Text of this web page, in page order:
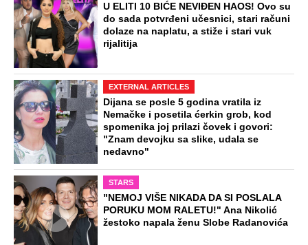
U ELITI 10 BIĆE NEVIĐEN HAOS! Ovo su
do sada potvrđeni učesnici, stari računi
dolaze na naplatu, a stiže i stari vuk
rijalitija
EXTERNAL ARTICLES
Dijana se posle 5 godina vratila iz
Nemačke i posetila ćerkin grob, kod
spomenika joj prilazi čovek i govori:
"Znam devojku sa slike, udala se
nedavno"
STARS
"NEMOJ VIŠE NIKADA DA SI POSLALA
PORUKU MOM RALETU!" Ana Nikolić
žestoko napala ženu Slobe Radanovića